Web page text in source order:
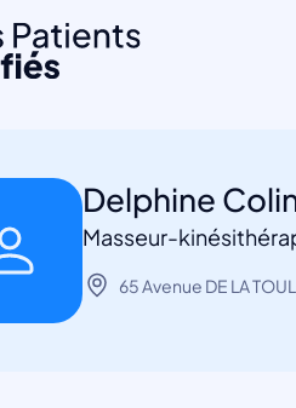
Delphine
Masseur-
65 Avenue DE LA